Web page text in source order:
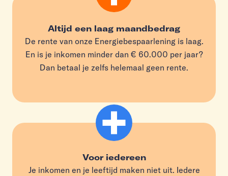
Altijd een laag maandbedrag
De rente van onze Energiebespaarlening is laag.
En is je inkomen minder dan € 60.000 per jaar?
Dan betaal je zelfs helemaal geen rente.
Voor iedereen
Je inkomen en je leeftijd maken niet uit. Iedere